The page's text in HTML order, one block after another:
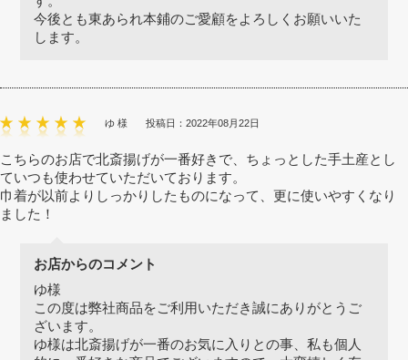
今後とも東あられ本鋪のご愛顧をよろしくお願いいた
します。
ゆ 様 投稿日：2022年08月22日
こちらのお店で北斎揚げが一番好きで、ちょっとした手土産とし
ていつも使わせていただいております。
巾着が以前よりしっかりしたものになって、更に使いやすくなり
ました！
お店からのコメント
ゆ様
この度は弊社商品をご利用いただき誠にありがとうご
ざいます。
ゆ様は北斎揚げが一番のお気に入りとの事、私も個人